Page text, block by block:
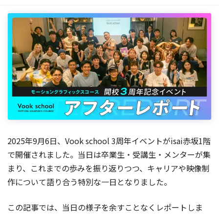
2025年9月6日、Vook school 3周年イベントがisai赤坂1階
で開催されました。当日は卒業生・受講生・メンターが集
まり、これまでの歩みを振り返りつつ、キャリアや映像制
作について語り合う特別な一日となりました。
この記事では、当日の様子を余すことなくレポートしま